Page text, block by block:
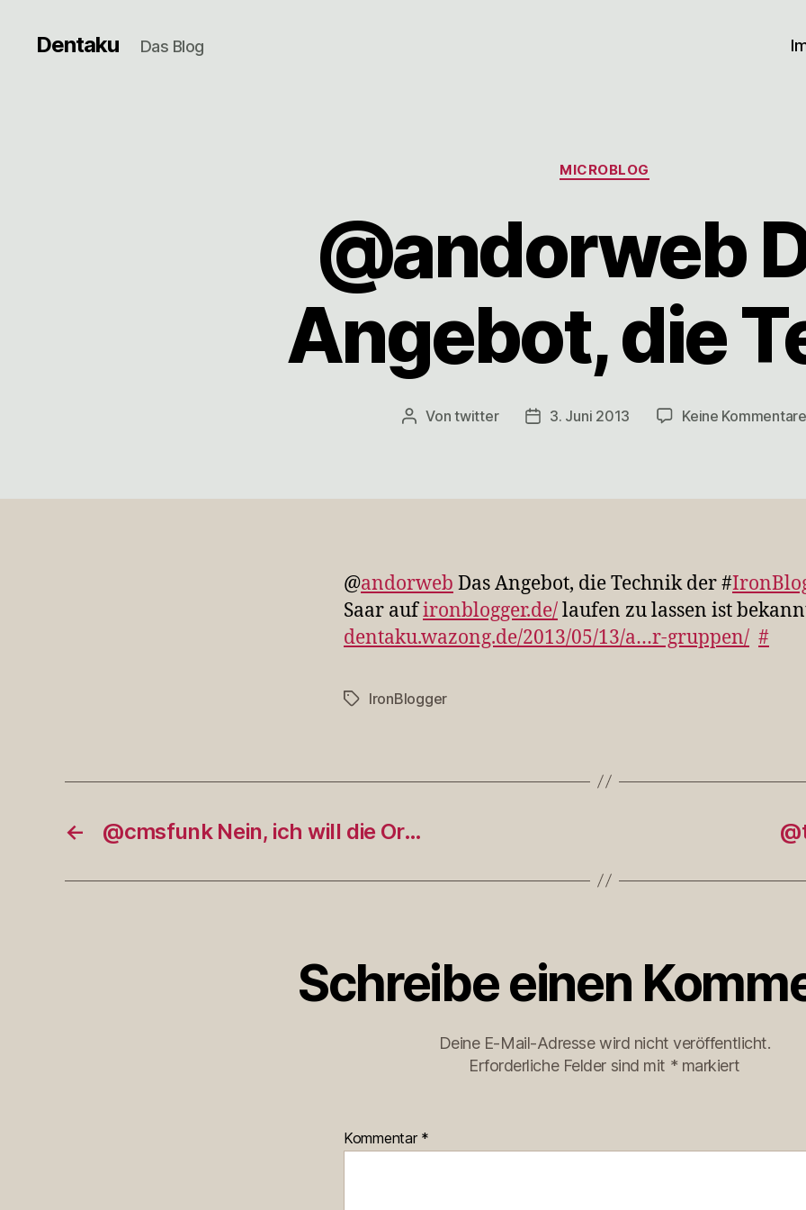
Dentaku Das Blog
Kategorien
MICROBLOG
@andorweb
Angebot, die
Beitragsautor
Vontwitter Veröffentlichungsdatum
3. Juni 2013 Keine Kommentare
@andorweb Das Angebot, die Technik der #
Saar aufironblogger.de/laufen zu lassen ist
dentaku.wazong.de/2013/05/13/a…r-gruppen/ #
Schlagwörter
IronBlogger
← @cmsfunk Nein, ich will die Or…
Schreibe einen
Deine E-Mail-Adresse wird nicht veröffentlicht.
Erforderliche Felder sind mit * markiert
Kommentar *